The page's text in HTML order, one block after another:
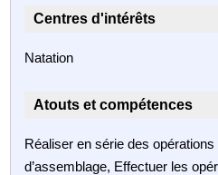
Centres d'intérêts
Natation
Atouts et compétences
Réaliser en série des
d’assemblage, Effectuer les